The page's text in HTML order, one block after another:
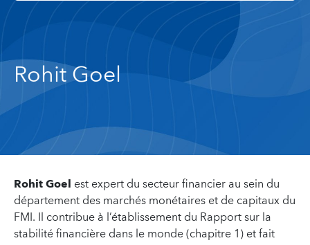
Rohit Goel
Rohit Goel est expert du secteur financier au sein du
département des marchés monétaires et de capitaux du
FMI. Il contribue à l’établissement du Rapport sur la
stabilité financière dans le monde (chapitre 1) et fait